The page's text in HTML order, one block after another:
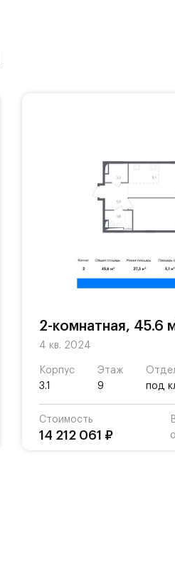
2-комнатная, 45.6
4 кв. 2024
Корпус
3.1
Этаж
9
под
Стоимость
14 212 061 ₽